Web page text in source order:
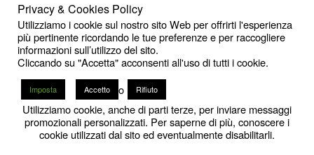
Scarica L'App Prenotazioni facili e
Sconti esclusivi
2020 - 2026CconfortHotels | Bari- Powered by iMB
Privacy & Cookies Policy
Utilizziamo i cookie sul nostro sito Web per offrirti l'esperienza
più pertinente ricordando le tue preferenze e per raccogliere
informazioni sull’utilizzo del sito.
Cliccando su "Accetta" acconsenti all'uso di tutti i cookie.
Imposta Accetto o Rifiuto
Utilizziamo cookie, anche di parti terze, per inviare messaggi
promozionali personalizzati. Per saperne di più, conoscere i
cookie utilizzati dal sito ed eventualmente disabilitarli.
12